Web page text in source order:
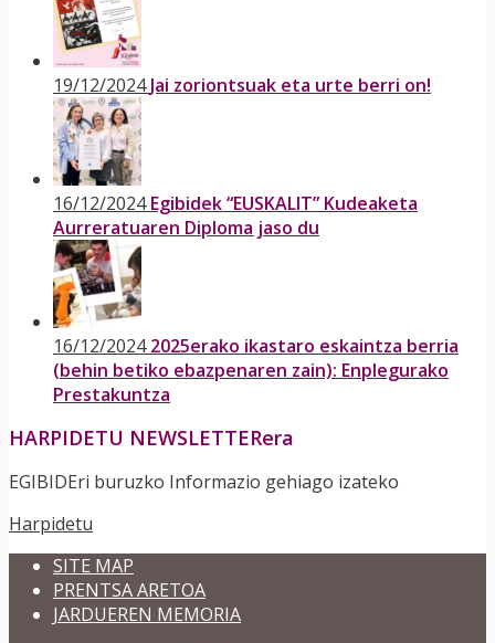
19/12/2024 Jai zoriontsuak eta urte berri on!
16/12/2024 Egibidek “EUSKALIT” Kudeaketa
Aurreratuaren Diploma jaso du
16/12/2024 2025erako ikastaro eskaintza berria
(behin betiko ebazpenaren zain): Enplegurako
Prestakuntza
HARPIDETU NEWSLETTERera
EGIBIDEri buruzko Informazio gehiago izateko
Harpidetu
SITE MAP
PRENTSA ARETOA
JARDUEREN MEMORIA